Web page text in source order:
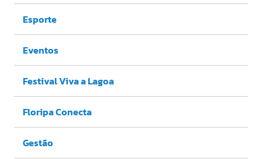
Esporte
Eventos
Festival Viva a Lagoa
Floripa Conecta
Gestão